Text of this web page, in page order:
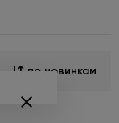
по новинкам